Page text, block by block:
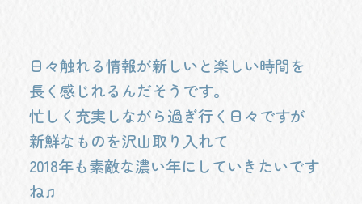
日々触れる情報が新しいと楽しい時間を
長く感じれるんだそうです。
忙しく充実しながら過ぎ行く日々ですが
新鮮なものを沢山取り入れて
2018年も素敵な濃い年にしていきたいです
ね♫